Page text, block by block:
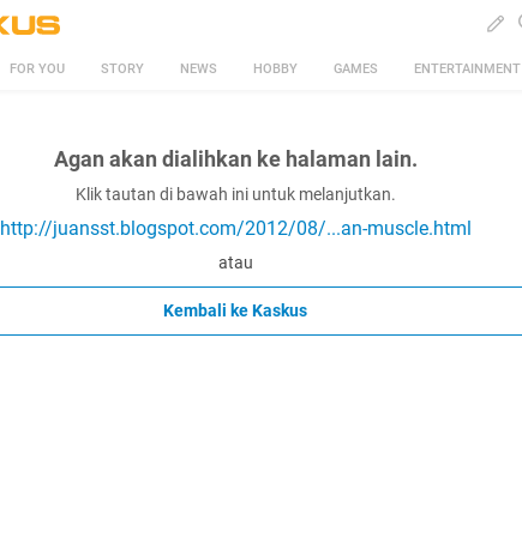
FOR YOU STORY NEWS HOBBY GAMES ENTERTAINMENT
Agan akan dialihkan ke halaman lain.
Klik tautan di bawah ini untuk melanjutkan.
http://juansst.blogspot.com/2012/08/...an-muscle.html
atau
Kembali ke Kaskus